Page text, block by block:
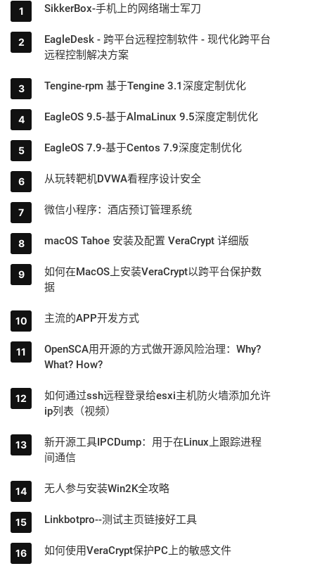
SikkerBox-手机上的网络瑞士军刀
EagleDesk - 跨平台远程控制软件 - 现代化跨平台
远程控制解决方案
Tengine-rpm 基于Tengine 3.1深度定制优化
EagleOS 9.5-基于AlmaLinux 9.5深度定制优化
EagleOS 7.9-基于Centos 7.9深度定制优化
从玩转靶机DVWA看程序设计安全
微信小程序：酒店预订管理系统
macOS Tahoe 安装及配置 VeraCrypt 详细版
如何在MacOS上安装VeraCrypt以跨平台保护数
据
主流的APP开发方式
OpenSCA用开源的方式做开源风险治理：Why?
What? How?
如何通过ssh远程登录给esxi主机防火墙添加允许
ip列表（视频）
新开源工具IPCDump：用于在Linux上跟踪进程
间通信
无人参与安装Win2K全攻略
Linkbotpro--测试主页链接好工具
如何使用VeraCrypt保护PC上的敏感文件